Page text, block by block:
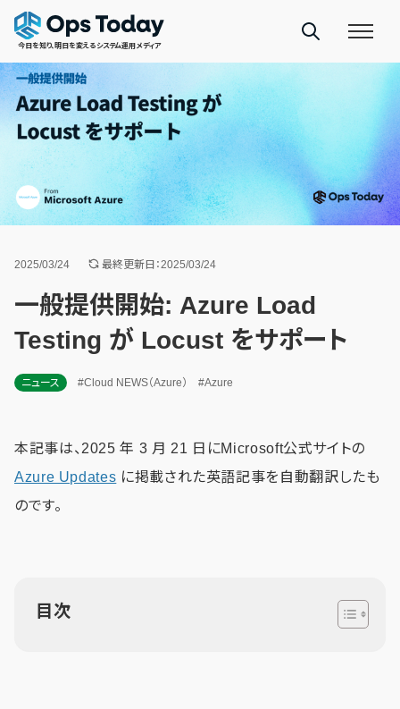
今日を知り、明日を変えるシステム運用メディア
2025/03/24 最終更新日：2025/03/24
一般提供開始: Azure Load
Testing が Locust をサポート
ニュース #Cloud NEWS（Azure） #Azure
本記事は、2025 年 3 月 21 日にMicrosoft公式サイトの
Azure Updates に掲載された英語記事を自動翻訳したも
のです。
目次